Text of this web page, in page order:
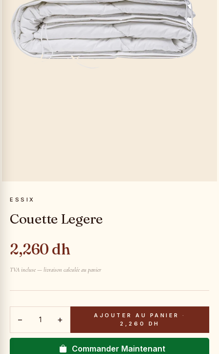
ESSIX
Couette Legere
2,260 dh
TVA incluse — livraison calculée au panier
− + AJOUTER AU PANIER
·
2,260 DH
Commander Maintenant